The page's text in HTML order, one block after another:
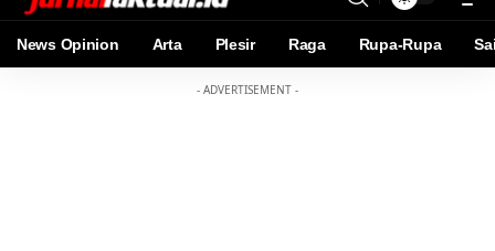
News Opinion Arta Plesir Raga Rupa-Rupa
- ADVERTISEMENT -